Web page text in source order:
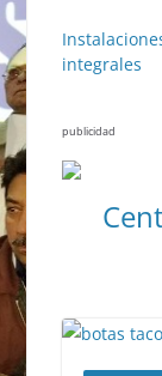
integrales
publicidad